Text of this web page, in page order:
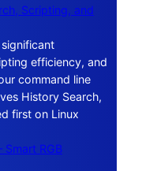
Scripting, and
efficiency, and
command line
History Search,
first on Linux
Smart RGB